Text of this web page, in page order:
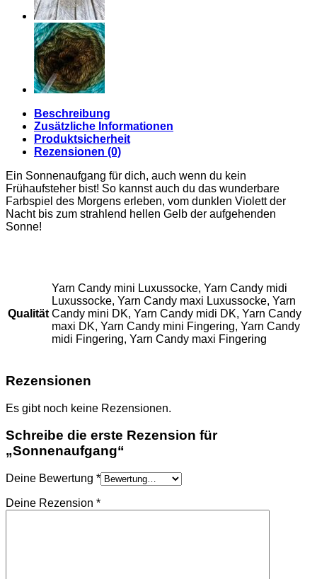
Beschreibung
Zusätzliche Informationen
Produktsicherheit
Rezensionen (0)
Ein Sonnenaufgang für dich, auch wenn du kein
Frühaufsteher bist! So kannst auch du das wunderbare
Farbspiel des Morgens erleben, vom dunklen Violett der
Nacht bis zum strahlend hellen Gelb der aufgehenden
Sonne!
Qualität
Yarn Candy mini Luxussocke, Yarn Candy midi
Luxussocke, Yarn Candy maxi Luxussocke, Yarn
Candy mini DK, Yarn Candy midi DK, Yarn Candy
maxi DK, Yarn Candy mini Fingering, Yarn Candy
midi Fingering, Yarn Candy maxi Fingering
Rezensionen
Es gibt noch keine Rezensionen.
Schreibe die erste Rezension für
„Sonnenaufgang“
Deine Bewertung *
Deine Rezension *